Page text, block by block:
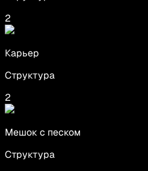
2
Карьер
Структура
2
Мешок с песком
Структура